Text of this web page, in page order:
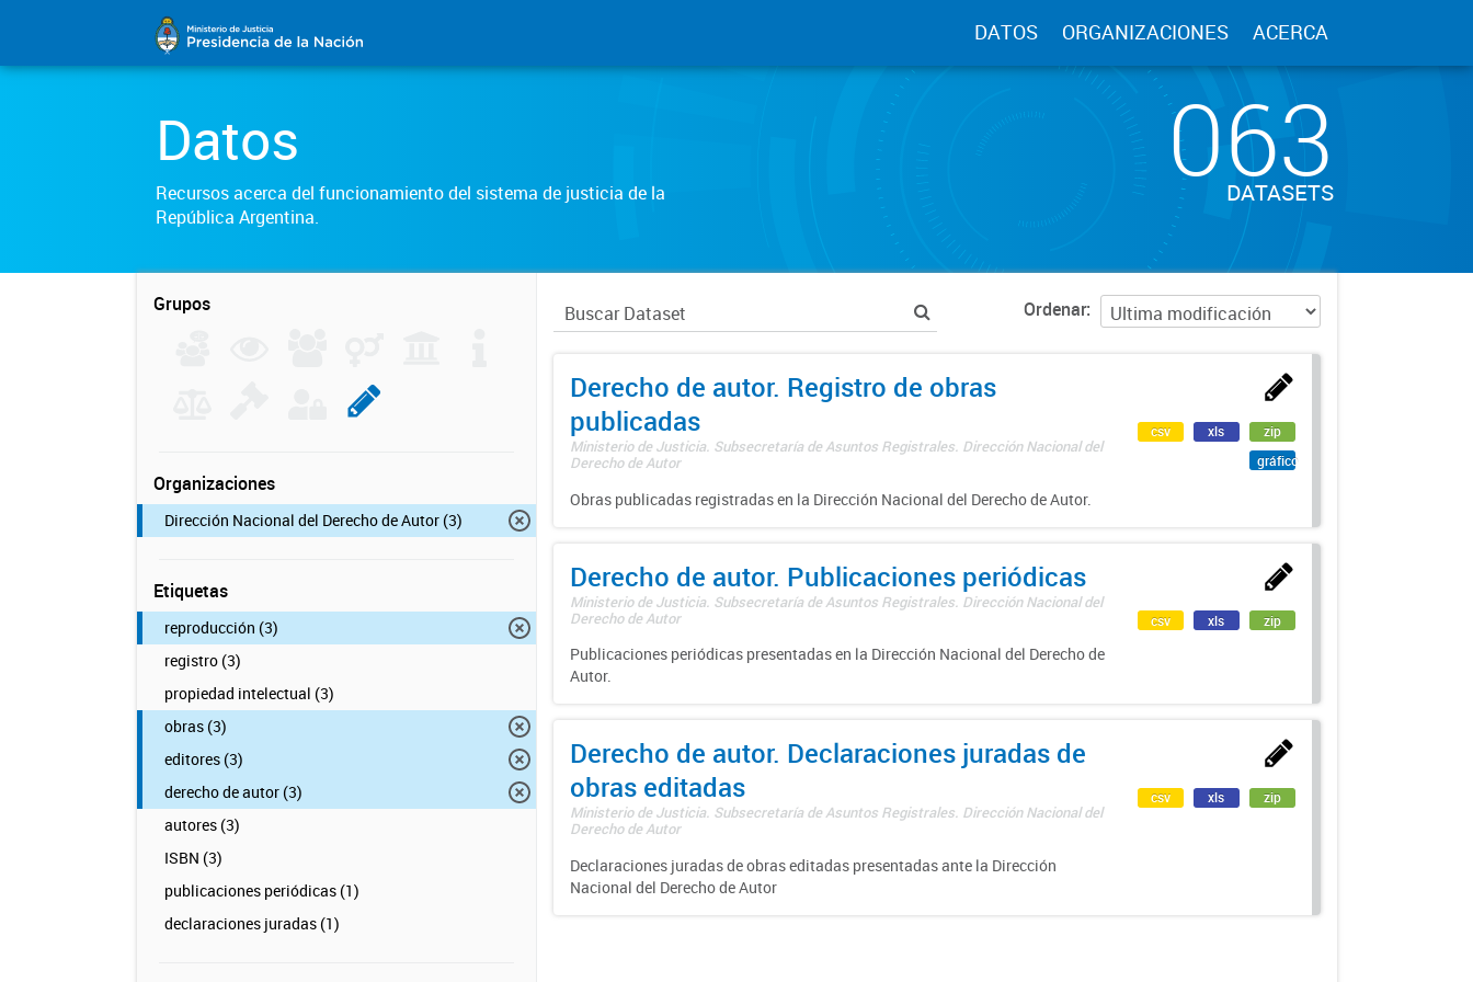
DATOS ORGANIZACIONES ACERCA
Datos
Recursos acerca del funcionamiento del sistema de justicia de la
República Argentina.
063
DATASETS
Grupos
Organizaciones
Dirección Nacional del Derecho de Autor (3)
Etiquetas
reproducción (3)
registro (3)
propiedad intelectual (3)
obras (3)
editores (3)
derecho de autor (3)
autores (3)
ISBN (3)
publicaciones periódicas (1)
declaraciones juradas (1)
Ordenar
Derecho de autor. Registro de obras
publicadas
Ministerio de Justicia. Subsecretaría de Asuntos Registrales. Dirección Nacional del
Derecho de Autor
Obras publicadas registradas en la Dirección Nacional del Derecho de Autor.
csv xls
zip
gráfico
Derecho de autor. Publicaciones periódicas
Ministerio de Justicia. Subsecretaría de Asuntos Registrales. Dirección Nacional del
Derecho de Autor
Publicaciones periódicas presentadas en la Dirección Nacional del Derecho de
Autor.
csv xls zip
Derecho de autor. Declaraciones juradas de
obras editadas
Ministerio de Justicia. Subsecretaría de Asuntos Registrales. Dirección Nacional del
Derecho de Autor
Declaraciones juradas de obras editadas presentadas ante la Dirección
Nacional del Derecho de Autor
csv xls zip